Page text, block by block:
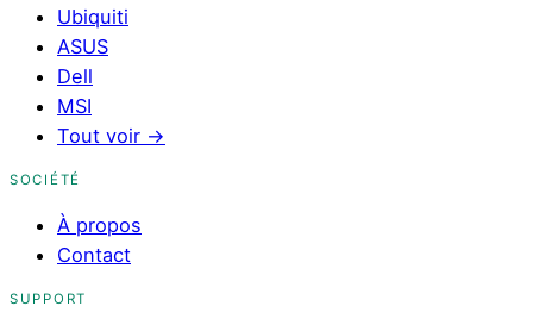
Ubiquiti
ASUS
Dell
MSI
Tout voir →
SOCIÉTÉ
À propos
Contact
SUPPORT